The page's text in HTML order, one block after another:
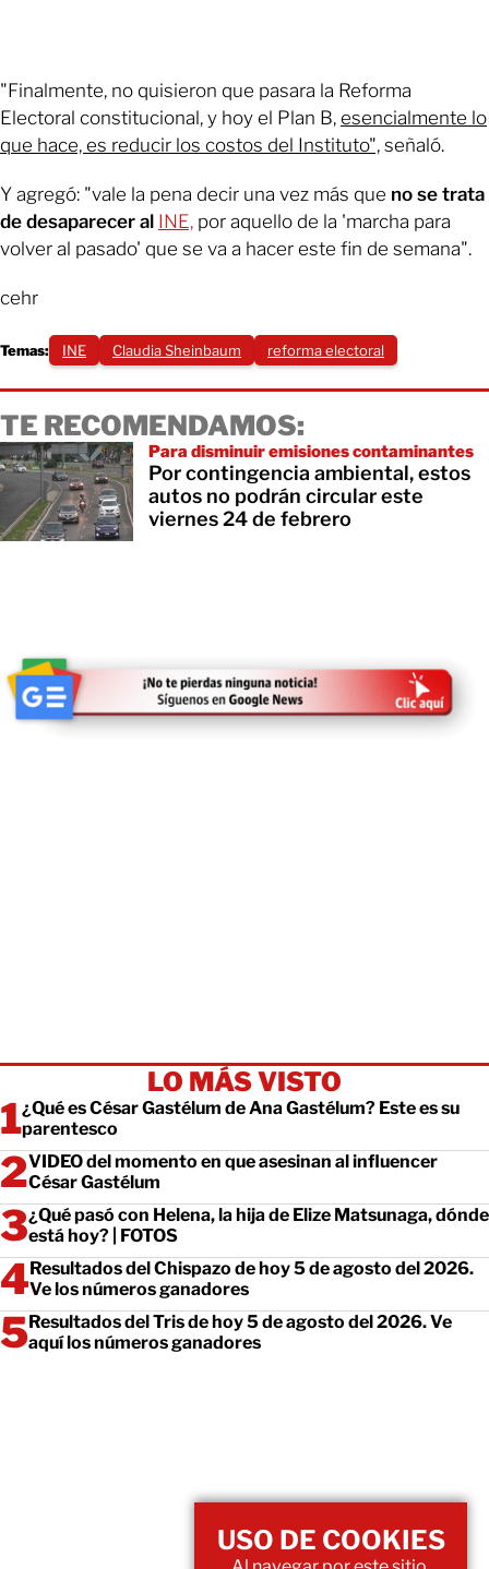
"Finalmente, no quisieron que pasara la Reforma
Electoral constitucional, y hoy el Plan B, esencialmente lo
que hace, es reducir los costos del Instituto", señaló.
Y agregó: "vale la pena decir una vez más que no se trata
de desaparecer al INE, por aquello de la 'marcha para
volver al pasado' que se va a hacer este fin de semana".
cehr
Temas: INE Claudia Sheinbaum reforma electoral
TE RECOMENDAMOS:
Para disminuir emisiones contaminantes
Por contingencia ambiental, estos
autos no podrán circular este
viernes 24 de febrero
LO MÁS VISTO
¿Qué es César Gastélum de Ana Gastélum? Este es su
parentesco
VIDEO del momento en que asesinan al influencer
César Gastélum
¿Qué pasó con Helena, la hija de Elize Matsunaga, dónde
está hoy? | FOTOS
Resultados del Chispazo de hoy 5 de agosto del 2026.
Ve los números ganadores
Resultados del Tris de hoy 5 de agosto del 2026. Ve
aquí los números ganadores
USO DE COOKIES